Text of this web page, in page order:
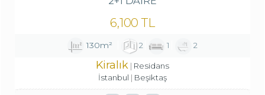
6,100 TL
130m² 2 1 2
Kiralık
Residans
İstanbul
Beşiktaş